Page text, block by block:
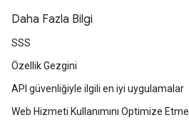
Daha Fazla Bilgi
SSS
Özellik Gezgini
API güvenliğiyle ilgili en iyi uygulamalar
Web Hizmeti Kullanımını Optimize Etme